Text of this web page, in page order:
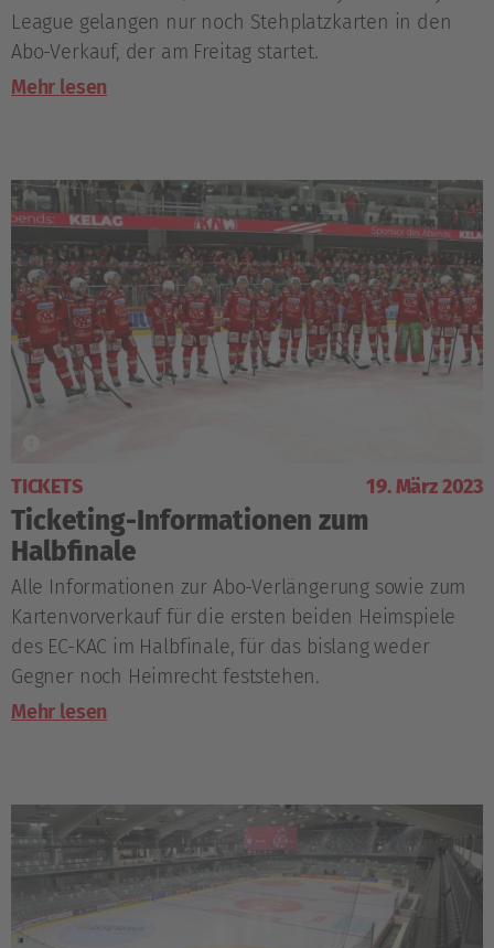
League gelangen nur noch Stehplatzkarten in den
Abo-Verkauf, der am Freitag startet.
Mehr lesen
TICKETS 19. März 2023
Ticketing-Informationen zum
Halbfinale
Alle Informationen zur Abo-Verlängerung sowie zum
Kartenvorverkauf für die ersten beiden Heimspiele
des EC-KAC im Halbfinale, für das bislang weder
Gegner noch Heimrecht feststehen.
Mehr lesen